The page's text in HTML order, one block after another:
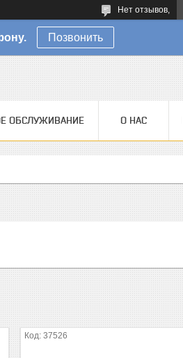
Нет отзывов,
Позвонить
ОБСЛУЖИВАНИЕ О НАС
37526